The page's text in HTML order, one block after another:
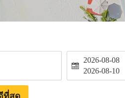
2026-08-08
2026-08-10
ที่สุด